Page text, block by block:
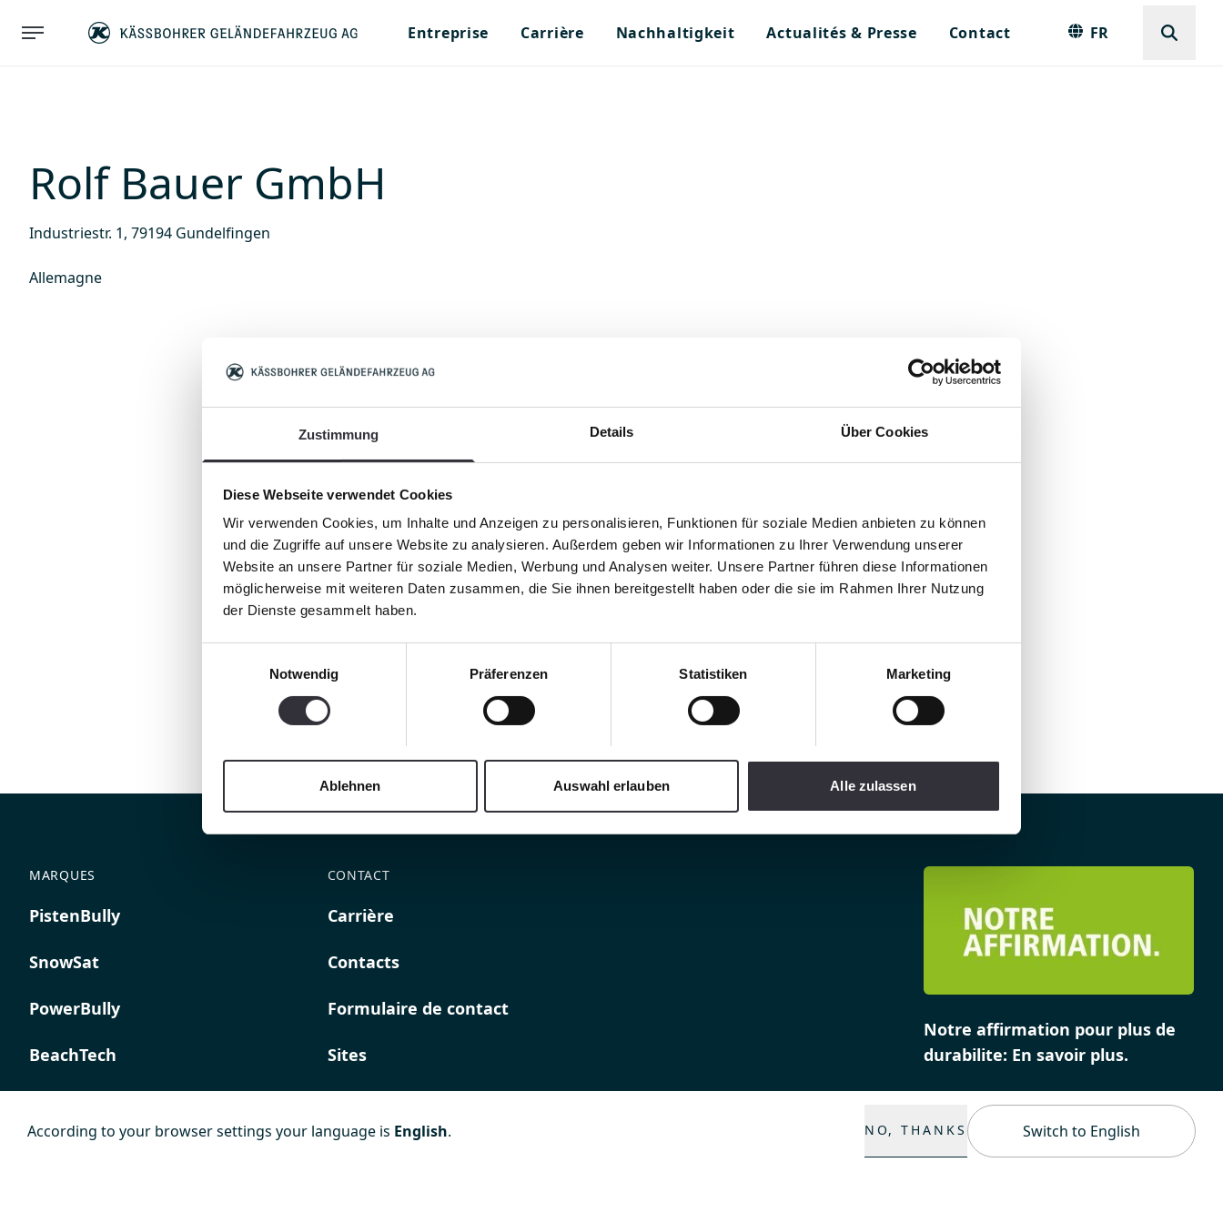
Zustimmung Details Über Cookies
Diese Webseite verwendet Cookies
Wir verwenden Cookies, um Inhalte und Anzeigen zu personalisieren, Funktionen für soziale Medien anbieten zu können
und die Zugriffe auf unsere Website zu analysieren. Außerdem geben wir Informationen zu Ihrer Verwendung unserer
Website an unsere Partner für soziale Medien, Werbung und Analysen weiter. Unsere Partner führen diese Informationen
möglicherweise mit weiteren Daten zusammen, die Sie ihnen bereitgestellt haben oder die sie im Rahmen Ihrer Nutzung
der Dienste gesammelt haben.
Notwendig
Präferenzen Statistiken Marketing
Ablehnen Auswahl erlauben Alle zulassen
Entreprise Carrière Nachhaltigkeit Actualités & Presse Contact FR
Rolf Bauer GmbH
Industriestr. 1, 79194 Gundelfingen
Allemagne
MARQUES
PistenBully
SnowSat
PowerBully
BeachTech
K COMPOSITES
CONTACT
Carrière
Contacts
Formulaire de contact
Sites
Notre affirmation pour plus de
durabilite: En savoir plus.
According to your browser settings your language is English. NO, THANKS Switch to English